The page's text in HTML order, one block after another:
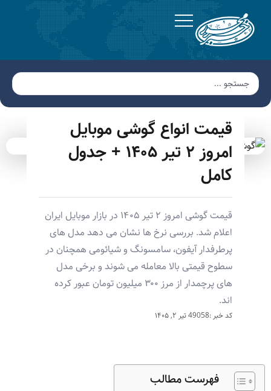
قیمت انواع گوشی موبایل
امروز ۲ تیر ۱۴۰۵ + جدول
کامل
قیمت گوشی امروز ۲ تیر ۱۴۰۵ در بازار موبایل ایران
اعلام شد. بررسی نرخ ها نشان می دهد مدل های
پرطرفدار آیفون، سامسونگ و شیائومی همچنان در
سطوح قیمتی بالا معامله می شوند و برخی مدل
های پرچمدار از مرز ۳۰۰ میلیون تومان عبور کرده
اند.
کد خبر :49058 تیر ۲, ۱۴۰۵
فهرست مطالب